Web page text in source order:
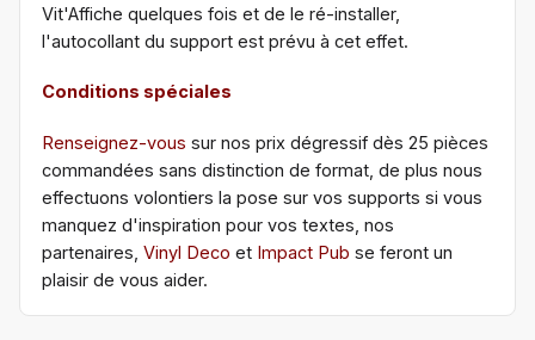
Vit'Affiche quelques fois et de le ré-installer,
l'autocollant du support est prévu à cet effet.
Conditions spéciales
Renseignez-vous sur nos prix dégressif dès 25 pièces
commandées sans distinction de format, de plus nous
effectuons volontiers la pose sur vos supports si vous
manquez d'inspiration pour vos textes, nos
partenaires, Vinyl Deco et Impact Pub se feront un
plaisir de vous aider.